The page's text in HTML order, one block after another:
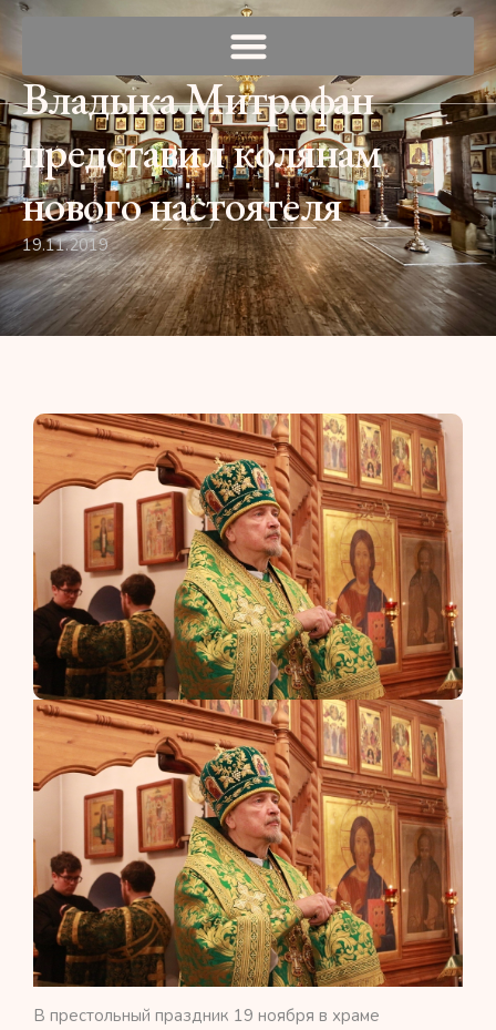
Владыка Митрофан
представил колянам
нового настоятеля
19.11.2019
В престольный праздник 19 ноября в храме